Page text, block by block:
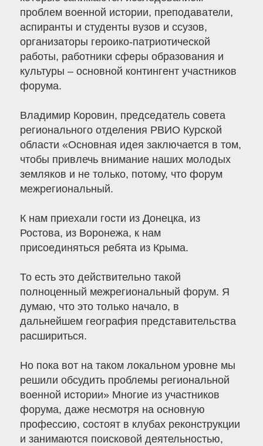
проблем военной истории, преподаватели,
аспиранты и студенты вузов и ссузов,
организаторы героико-патриотической
работы, работники сферы образования и
культуры – основной контингент участников
форума.
Владимир Коровин, председатель совета
регионального отделения РВИО Курской
области «Основная идея заключается в том,
чтобы привлечь внимание наших молодых
земляков и не только, потому, что форум
межрегиональный.
К нам приехали гости из Донецка, из
Ростова, из Воронежа, к нам
присоединяться ребята из Крыма.
То есть это действительно такой
полноценный межрегиональный форум. Я
думаю, что это только начало, в
дальнейшем география представительства
расшириться.
Но пока вот на таком локальном уровне мы
решили обсудить проблемы региональной
военной истории» Многие из участников
форума, даже несмотря на основную
профессию, состоят в клубах реконструкции
и занимаются поисковой деятельностью,